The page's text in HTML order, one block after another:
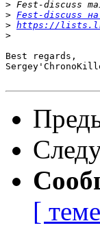
>
> Fest-discuss
> https://
>
Best regards,
[